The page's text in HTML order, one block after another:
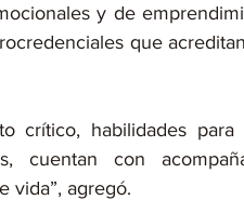
y de
que
crítico, habilidades para
cuentan con
vida”, agregó.